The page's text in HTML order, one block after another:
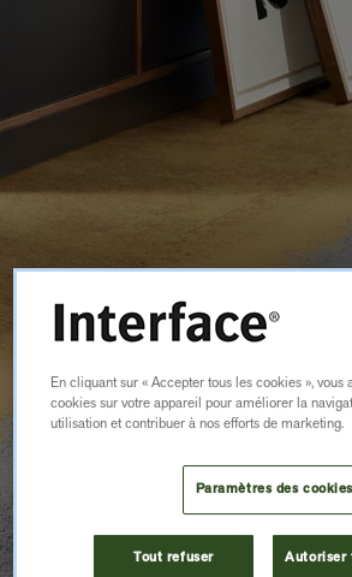
En cliquant sur « Accepter tous les cookies », vous
cookies sur votre appareil pour améliorer la
utilisation et contribuer à nos efforts de marketing.
Paramètres des cookies
Tout refuser Autoriser